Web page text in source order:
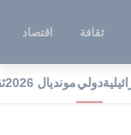
ثقافة اقتصاد
دوليمونديال 2026